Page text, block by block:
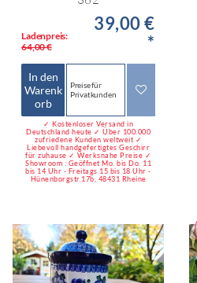
Ladenpreis:
64,00 €
39,00 €
*
In den
Warenk
orb
Preise für
Privatkunden
✓ Kostenloser Versand in
Deutschland heute ✓ Über 100.000
zufriedene Kunden weltweit ✓
Liebevoll handgefertigtes Geschirr
für zuhause ✓ Werksnahe Preise ✓
Showroom : Geöffnet Mo. bis Do. 11
bis 14 Uhr - Freitags 15 bis 18 Uhr -
Hünenborgstr.17b, 48431 Rheine